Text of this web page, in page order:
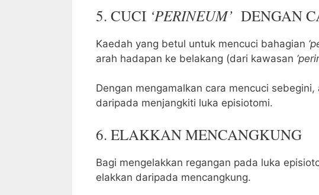
5. CUCI ‘PERINEUM’ DENGAN
Kaedah yang betul untuk mencuci bahagian
arah hadapan ke belakang (dari kawasan
Dengan mengamalkan cara mencuci
daripada menjangkiti luka episiotomi.
6. ELAKKAN MENCANGKUNG
Bagi mengelakkan regangan pada luka
elakkan daripada mencangkung.